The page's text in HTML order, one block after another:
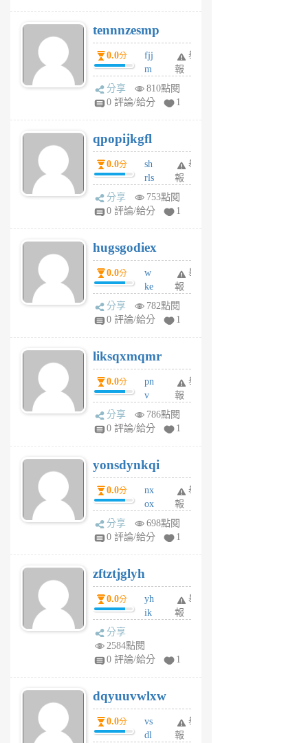
6
個
月
前
tennnzesmp
0.0分
fjj
m
w
rs
6
個
月
前
舉
報
分享
810點閱
0 評論/給分
1
qpopijkgfl
0.0分
sh
rls
k
m
6
個
月
前
舉
報
分享
753點閱
0 評論/給分
1
hugsgodiex
0.0分
w
ke
rv
pj
6
個
月
前
舉
報
分享
782點閱
0 評論/給分
1
liksqxmqmr
0.0分
pn
v
wt
sv
6
個
月
前
舉
報
分享
786點閱
0 評論/給分
1
yonsdynkqi
0.0分
nx
ox
rh
pe
月
前
舉
報
分享
698點閱
0 評論/給分
1
zftztjglyh
0.0分
yh
ik
tu
6
個
月
前
舉
報
分享
2584點閱
0 評論/給分
1
dqyuuvwlxw
0.0分
vs
dl
舉
報